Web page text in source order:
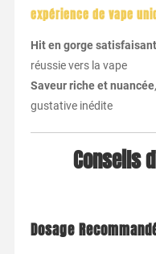
expérience de vape
Hit en gorge satisfaisant
réussie vers la vape
Saveur riche et nuancée
gustative inédite
Conseils
Dosage